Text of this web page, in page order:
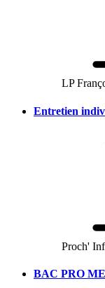
LP
Entretien
Proch'
BAC PRO